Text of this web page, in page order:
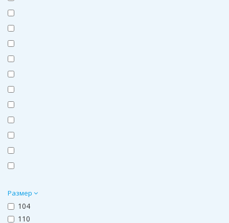
Размер
104
110